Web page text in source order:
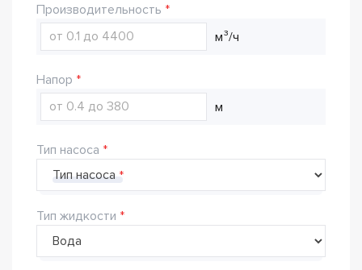
Производительность
м³/ч
Напор
м
Тип насоса
Тип насоса
Тип жидкости